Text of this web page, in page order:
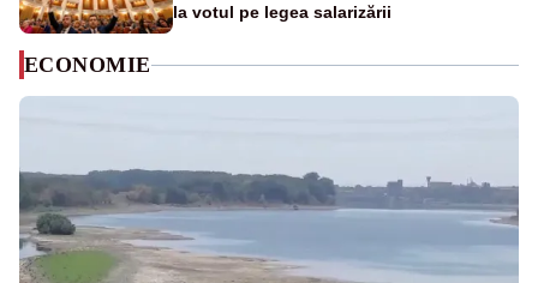
la votul pe legea salarizării
ECONOMIE